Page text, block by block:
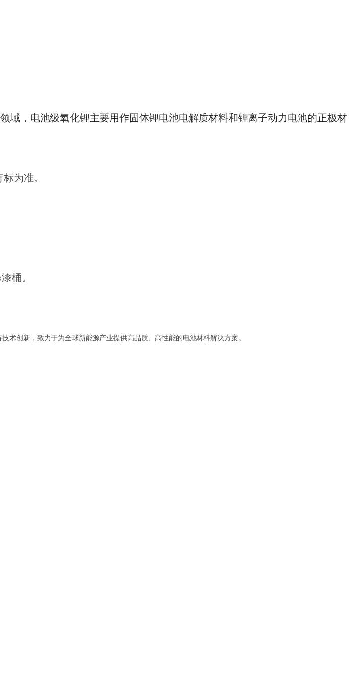
域，电池级氧化锂主要用作固体锂电池电解质材料和锂离子动力电池的正极材
为准。
桶。
术创新，致力于为全球新能源产业提供高品质、高性能的电池材料解决方案。